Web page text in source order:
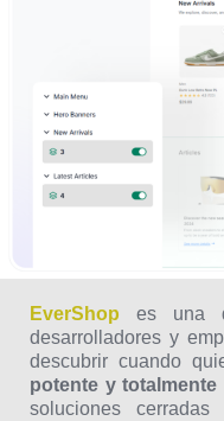
EverShop es una
desarrolladores y
descubrir cuando
potente y totalmente
soluciones